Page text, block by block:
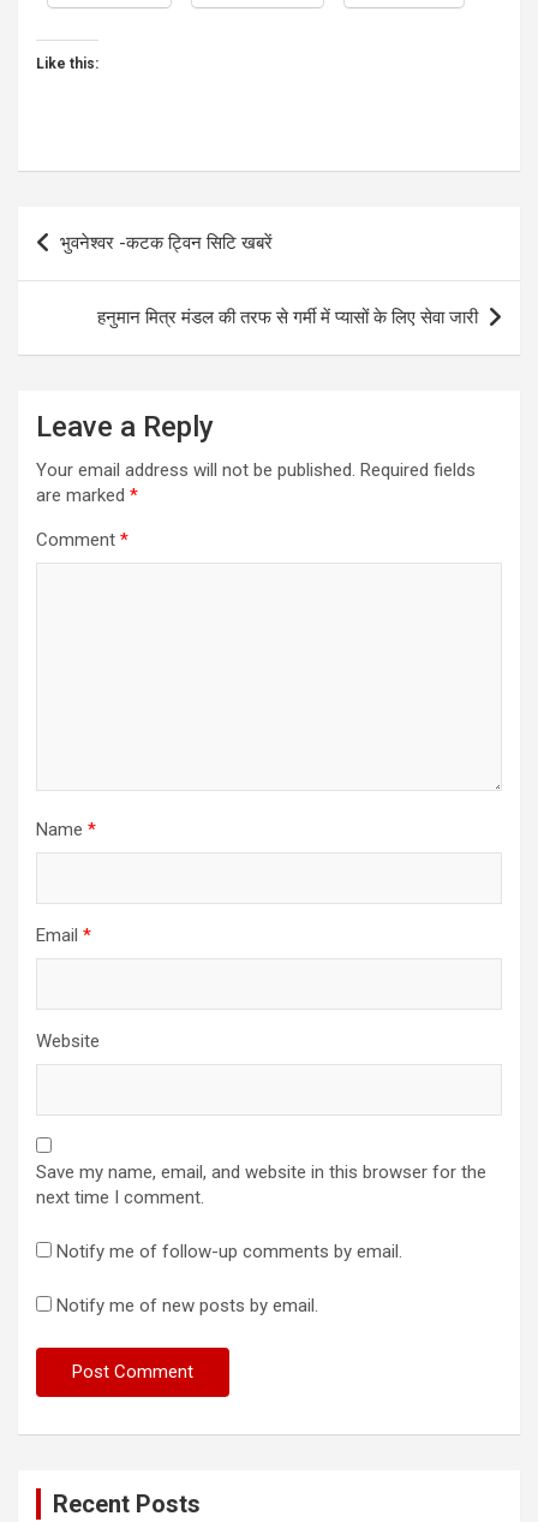
Like this:
Post
navigation
भुवनेश्वर -कटक ट्विन सिटि खबरें
हनुमान मित्र मंडल की तरफ से गर्मी में प्यासों के लिए सेवा जारी
Leave a Reply
Your email address will not be published. Required fields
are marked *
Comment *
Name *
Email *
Website
Save my name, email, and website in this browser for the
next time I comment.
Notify me of follow-up comments by email.
Notify me of new posts by email.
Recent Posts